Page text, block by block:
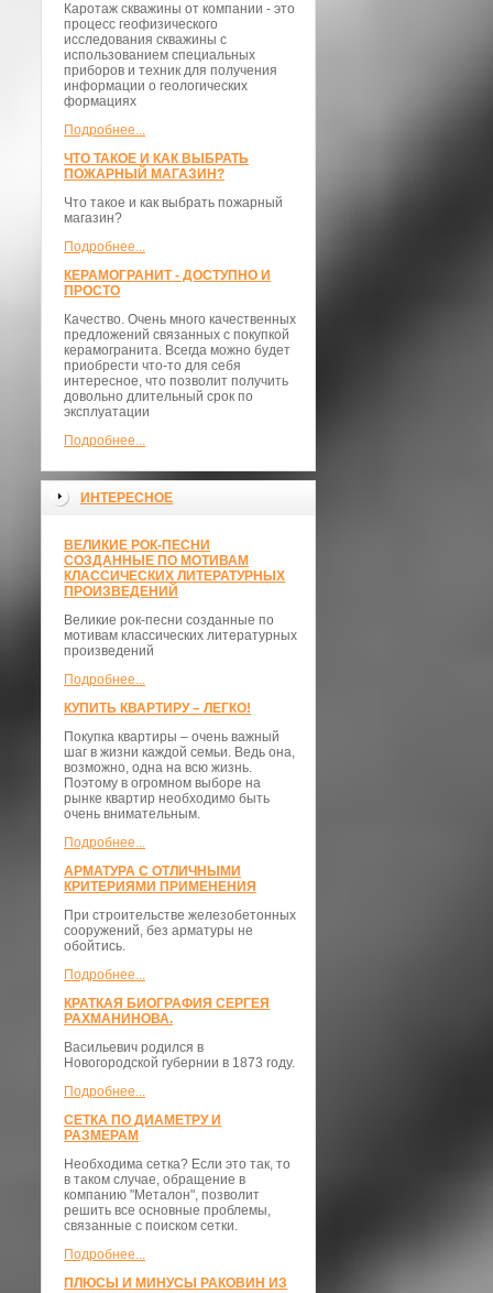
Каротаж скважины от компании - это
процесс геофизического
исследования скважины с
использованием специальных
приборов и техник для получения
информации о геологических
формациях
Подробнее...
ЧТО ТАКОЕ И КАК ВЫБРАТЬ
ПОЖАРНЫЙ МАГАЗИН?
Что такое и как выбрать пожарный
магазин?
Подробнее...
КЕРАМОГРАНИТ - ДОСТУПНО И
ПРОСТО
Качество. Очень много качественных
предложений связанных с покупкой
керамогранита. Всегда можно будет
приобрести что-то для себя
интересное, что позволит получить
довольно длительный срок по
эксплуатации
Подробнее...
ИНТЕРЕСНОЕ
ВЕЛИКИЕ РОК-ПЕСНИ
СОЗДАННЫЕ ПО МОТИВАМ
КЛАССИЧЕСКИХ ЛИТЕРАТУРНЫХ
ПРОИЗВЕДЕНИЙ
Великие рок-песни созданные по
мотивам классических литературных
произведений
Подробнее...
КУПИТЬ КВАРТИРУ – ЛЕГКО!
Покупка квартиры – очень важный
шаг в жизни каждой семьи. Ведь она,
возможно, одна на всю жизнь.
Поэтому в огромном выборе на
рынке квартир необходимо быть
очень внимательным.
Подробнее...
АРМАТУРА С ОТЛИЧНЫМИ
КРИТЕРИЯМИ ПРИМЕНЕНИЯ
При строительстве железобетонных
сооружений, без арматуры не
обойтись.
Подробнее...
КРАТКАЯ БИОГРАФИЯ СЕРГЕЯ
РАХМАНИНОВА.
Васильевич родился в
Новогородской губернии в 1873 году.
Подробнее...
СЕТКА ПО ДИАМЕТРУ И
РАЗМЕРАМ
Необходима сетка? Если это так, то
в таком случае, обращение в
компанию "Металон", позволит
решить все основные проблемы,
связанные с поиском сетки.
Подробнее...
ПЛЮСЫ И МИНУСЫ РАКОВИН ИЗ